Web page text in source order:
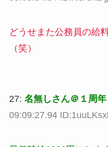
どうせまた公務員の給
（笑）
27: 名無しさん＠１周年
09:09:27.94